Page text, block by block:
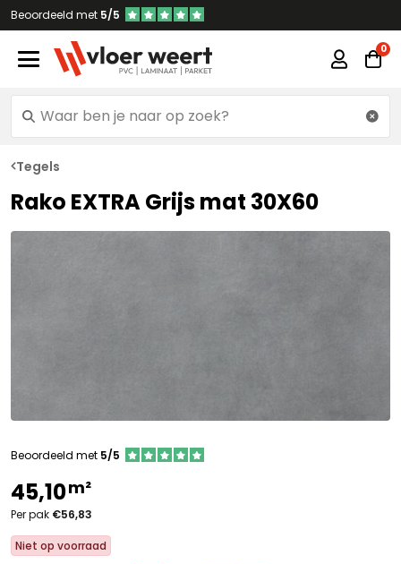
Beoordeeld met 5/5
Tegels
Rako EXTRA Grijs mat 30X60
Beoordeeld met 5/5
45,10m²
Per pak €56,83
Niet op voorraad